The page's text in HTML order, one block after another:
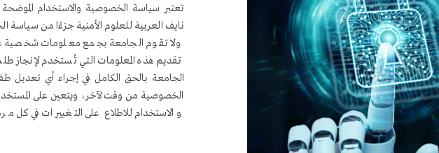
تعتبر سياسة الخصوصية والاستخدام الموضحة
نايف العربية للعلوم الأمنية جزءًا من سياسة
ولا تقوم الجامعة بجمع معلومات شخصية عن
تقديم هذه المعلومات التي تُستخدم لإنجاز
الجامعة بالحق الكامل في إجراء أي
الخصوصية من وقت لآخر، ويتعين على
والاستخدام للاطلاع على التغييرات في كل